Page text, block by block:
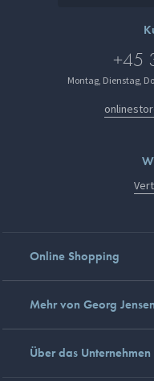
+45
Montag, Dienstag,
Online Shopping
Mehr von Georg Jensen
Über das Unternehmen